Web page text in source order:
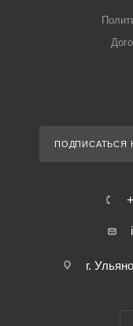
ПОДПИСАТЬСЯ
г.